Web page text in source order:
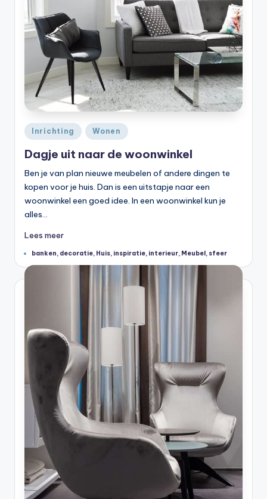
Geplaatst
in
Inrichting Wonen
Dagje uit naar de woonwinkel
Ben je van plan nieuwe meubelen of andere dingen te
kopen voor je huis. Dan is een uitstapje naar een
woonwinkel een goed idee. In een woonwinkel kun je
alles…
Lees meer
Tags:banken, decoratie, Huis, inspiratie, interieur, Meubel , sfeer